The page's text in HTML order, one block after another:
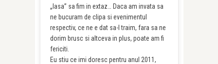
„lasa” sa fim in extaz… Daca am invata sa
ne bucuram de clipa si evenimentul
respectiv, ce ne e dat sa-l traim, fara sa ne
dorim brusc si altceva in plus, poate am fi
fericiti.
Eu stiu ce imi doresc pentru anul 2011,